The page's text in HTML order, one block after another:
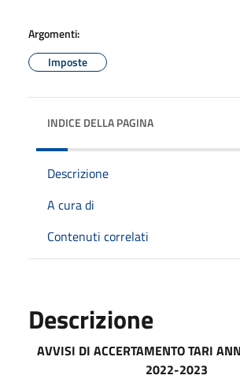
Argomenti:
Imposte
INDICE DELLA PAGINA
Descrizione
A cura di
Contenuti correlati
Descrizione
AVVISI DI ACCERTAMENTO TARI
2022-2023